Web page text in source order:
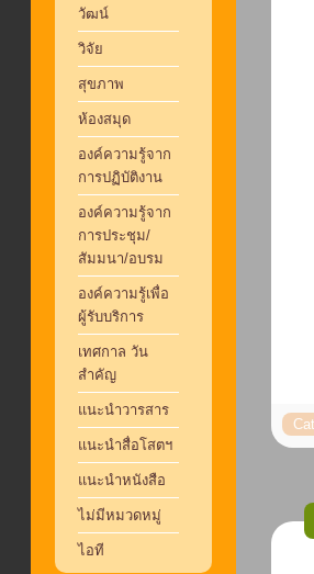
วัฒน์
วิจัย
สุขภาพ
ห้องสมุด
องค์ความรู้จาก
การปฏิบัติงาน
องค์ความรู้จาก
การประชุม/
สัมมนา/อบรม
องค์ความรู้เพื่อ
ผู้รับบริการ
เทศกาล วัน
สำคัญ
แนะนำวารสาร
แนะนำสื่อโสตฯ
แนะนำหนังสือ
ไม่มีหมวดหมู่
ไอที